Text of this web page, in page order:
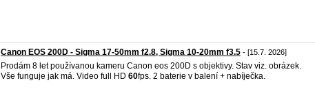
Canon EOS 200D - Sigma 17-50mm f2.8, Sigma 10-20mm f3.5 - [15.7. 2026]
Prodám 8 let používanou kameru Canon eos 200D s objektivy. Stav viz. obrázek.
Vše funguje jak má. Video full HD 60fps. 2 baterie v balení + nabíječka.